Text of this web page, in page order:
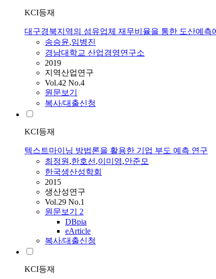
KCI등재
대구경북지역의 섬유업체 재무비율을 통한 도산예측
송승윤,임병진
경남대학교 산업경영연구소
2019
지역산업연구
Vol.42 No.4
원문보기
복사/대출신청
KCI등재
텍스트마이닝 방법론을 활용한 기업 부도 예측 연구
최정원,한호선,이미영,안준모
한국생산성학회
2015
생산성연구
Vol.29 No.1
원문보기 2
DBpia
eArticle
복사/대출신청
KCI등재